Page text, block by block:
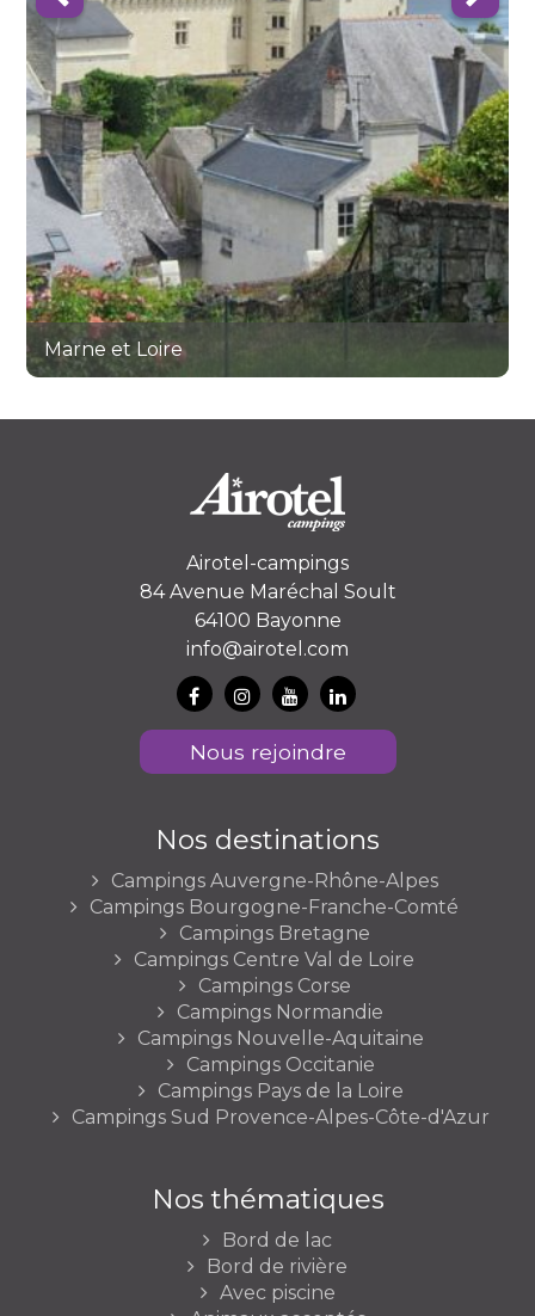
Marne et Loire
Vendée
Airotel-campings
84 Avenue Maréchal Soult
64100 Bayonne
info@airotel.com
Nous rejoindre
Nos destinations
Campings Auvergne-Rhône-Alpes
Campings Bourgogne-Franche-Comté
Campings Bretagne
Campings Centre Val de Loire
Campings Corse
Campings Normandie
Campings Nouvelle-Aquitaine
Campings Occitanie
Campings Pays de la Loire
Campings Sud Provence-Alpes-Côte-d'Azur
Nos thématiques
Bord de lac
Bord de rivière
Avec piscine